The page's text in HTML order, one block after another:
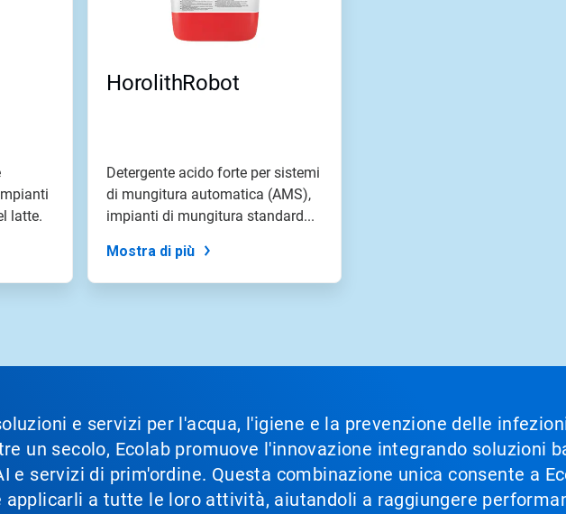
latte.
HorolithRobot
Detergente acido forte per sistemi
di mungitura automatica (AMS),
impianti di mungitura standard...
Mostra di più
e servizi per l'acqua, l'igiene e la prevenzione delle
un secolo, Ecolab promuove l'innovazione integrando soluzioni
e servizi di prim'ordine. Questa combinazione unica consente a
applicarli a tutte le loro attività, aiutandoli a raggiungere